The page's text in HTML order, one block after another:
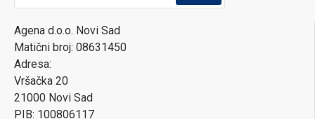
Agena d.o.o. Novi Sad
Matični broj: 08631450
Adresa:
Vršačka 20
21000 Novi Sad
PIB: 100806117